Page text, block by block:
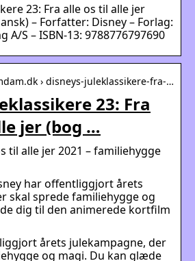
23: Fra alle os til alle jer
– Forfatter: Disney – Forlag:
A/S – ISBN-13: 9788776797690
› disneys-juleklassikere-fra-…
23: Fra
jer (bog …
til alle jer 2021 – familiehygge
har offentliggjort årets
skal sprede familiehygge og
dig til den animerede kortfilm
årets julekampagne, der
og magi. Du kan glæde